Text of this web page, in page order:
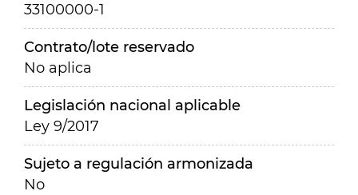
33100000-1
Contrato/lote reservado
No aplica
Legislación nacional aplicable
Ley 9/2017
Sujeto a regulación armonizada
No